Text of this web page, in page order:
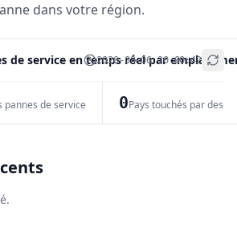
dans votre région.
de service en temps réel par
2026-08-06 20:00:42
pannes de service 0Pays touchés par des
+